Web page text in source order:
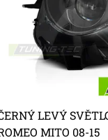
LEVÝ
MITO 08-15